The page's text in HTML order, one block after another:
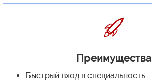
Преимущества
Быстрый вход в специальность